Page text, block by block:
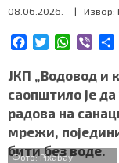
08.06.2026. | Извор:
c
e
b
o
o
k
i
t
t
e
r
W
a
t
s
A
p
p
b
e
r
a
ЈКП „Водовод и
саопштило је
радова на
мрежи,
бити без воде.
Фото: Pixabay
ПОДКАСТ
ЗЕЛЕНИ ГРАД
ВИДЕО
СПЕЦИЈАЛИ
БЛОГ